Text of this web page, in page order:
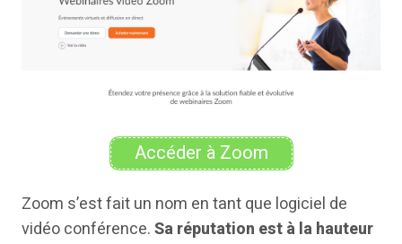
Accéder à Zoom
Zoom s’est fait un nom en tant que logiciel de
vidéo conférence.Sa réputation est à la hauteur